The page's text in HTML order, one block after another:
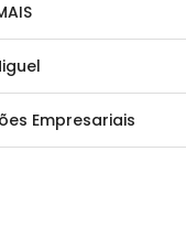
Empresariais